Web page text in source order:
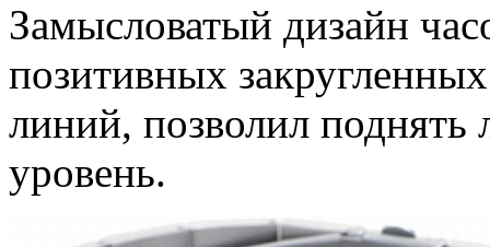
Замысловатый дизайн
позитивных
линий, позволил
уровень.